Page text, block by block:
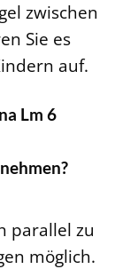
zwischen
Sie es
auf.
Lm 6
parallel zu
möglich.